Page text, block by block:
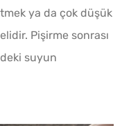
ya da çok düşük
Pişirme sonrası
suyun